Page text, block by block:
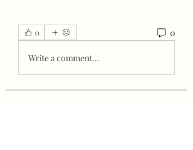
0 0
Write a comment...